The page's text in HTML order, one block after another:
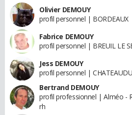
Olivier DEMOUY
profil personnel | BORDEAUX
Fabrice DEMOUY
profil personnel | BREUIL LE
Jess DEMOUY
profil personnel |
Bertrand DEMOUY
profil professionnel | Alméo -
rh